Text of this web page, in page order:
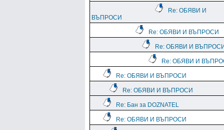
Re: ОБЯВИ И
ВЪПРОСИ
Re: ОБЯВИ И ВЪПРОСИ
Re: ОБЯВИ И
Re: ОБЯВИ И
Re: ОБЯВИ И ВЪПРОСИ
Re: ОБЯВИ И ВЪПРОСИ
Re: Бан за DOZNATEL
Re: ОБЯВИ И ВЪПРОСИ